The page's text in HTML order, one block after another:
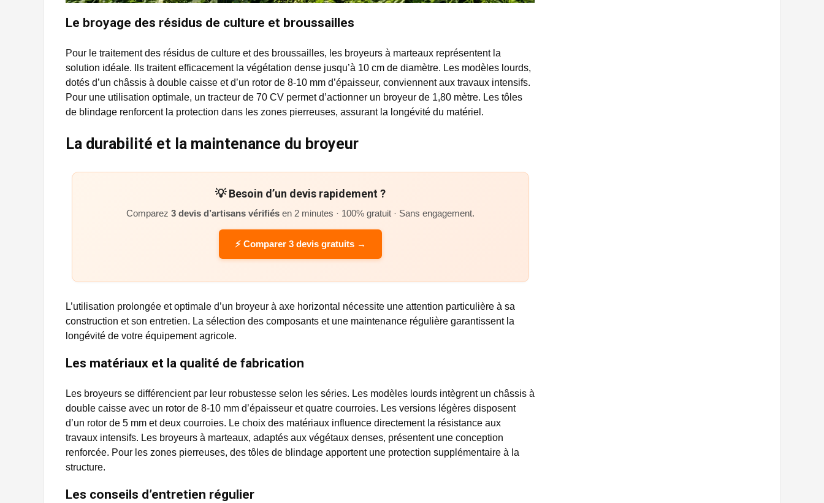
Le broyage des résidus de culture et broussailles
Pour le traitement des résidus de culture et des broussailles, les broyeurs à marteaux représentent la
solution idéale. Ils traitent efficacement la végétation dense jusqu’à 10 cm de diamètre. Les modèles lourds,
dotés d’un châssis à double caisse et d’un rotor de 8-10 mm d’épaisseur, conviennent aux travaux intensifs.
Pour une utilisation optimale, un tracteur de 70 CV permet d’actionner un broyeur de 1,80 mètre. Les tôles
de blindage renforcent la protection dans les zones pierreuses, assurant la longévité du matériel.
La durabilité et la maintenance du broyeur
💡 Besoin d’un devis rapidement ?
Comparez 3 devis d’artisans vérifiésen 2 minutes · 100% gratuit · Sans engagement.
⚡ Comparer 3 devis gratuits →
L’utilisation prolongée et optimale d’un broyeur à axe horizontal nécessite une attention particulière à sa
construction et son entretien. La sélection des composants et une maintenance régulière garantissent la
longévité de votre équipement agricole.
Les matériaux et la qualité de fabrication
Les broyeurs se différencient par leur robustesse selon les séries. Les modèles lourds intègrent un châssis à
double caisse avec un rotor de 8-10 mm d’épaisseur et quatre courroies. Les versions légères disposent
d’un rotor de 5 mm et deux courroies. Le choix des matériaux influence directement la résistance aux
travaux intensifs. Les broyeurs à marteaux, adaptés aux végétaux denses, présentent une conception
renforcée. Pour les zones pierreuses, des tôles de blindage apportent une protection supplémentaire à la
structure.
Les conseils d’entretien régulier